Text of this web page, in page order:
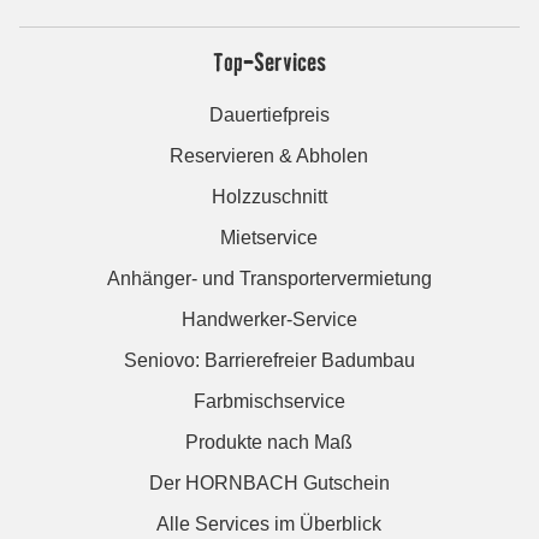
Top-Services
Dauertiefpreis
Reservieren & Abholen
Holzzuschnitt
Mietservice
Anhänger- und Transportervermietung
Handwerker-Service
Seniovo: Barrierefreier Badumbau
Farbmischservice
Produkte nach Maß
Der HORNBACH Gutschein
Alle Services im Überblick